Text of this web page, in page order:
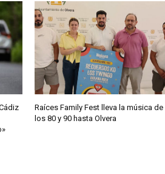
Raíces Family Fest lleva la música de
los 80 y 90 hasta Olvera